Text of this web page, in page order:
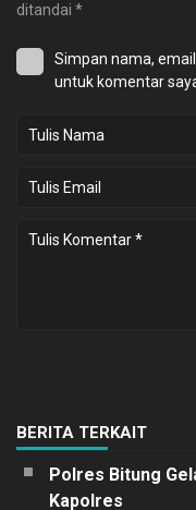
ditandai *
Simpan nama,
untuk komentar
BERITA TERKAIT
Polres Bitung
Kapolres